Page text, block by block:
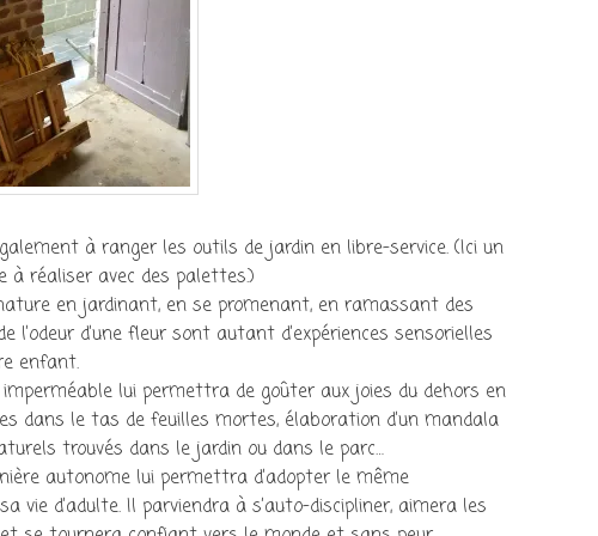
à ranger les outils de jardin en libre-service. (Ici un
réaliser avec des palettes.)
en jardinant, en se promenant, en ramassant des
l’odeur d’une fleur sont autant d’expériences sensorielles
enfant.
lui permettra de goûter aux joies du dehors en
dans le tas de feuilles mortes, élaboration d’un mandala
trouvés dans le jardin ou dans le parc…
autonome lui permettra d’adopter le même
vie d’adulte. Il parviendra à s’auto-discipliner, aimera les